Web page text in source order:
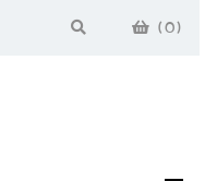
(0)